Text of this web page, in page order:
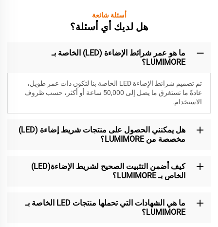
أسئلة شائعة
هل لديك أي أسئلة؟
ما هو عمر شرائط الإضاءة (LED) الخاصة بـ
LUMIMORE؟
تم تصميم شرائط الإضاءة LED الخاصة بنا لتكون
ذات عمر طويل،
عادةً ما تستغرق ما يصل إلى 50,000 ساعة أو أكثر، حسب ظروف
الاستخدام.
هل يمكنني الحصول على منتجات شريط إضاءة (LED)
مخصصة من LUMIMORE؟
كيف أضمن التثبيت الصحيح لشريط الإضاءة(LED)
الخاص بـ LUMIMORE؟
ما هي الشهادات التي تحملها منتجات LED الخاصة بـ
LUMIMORE؟